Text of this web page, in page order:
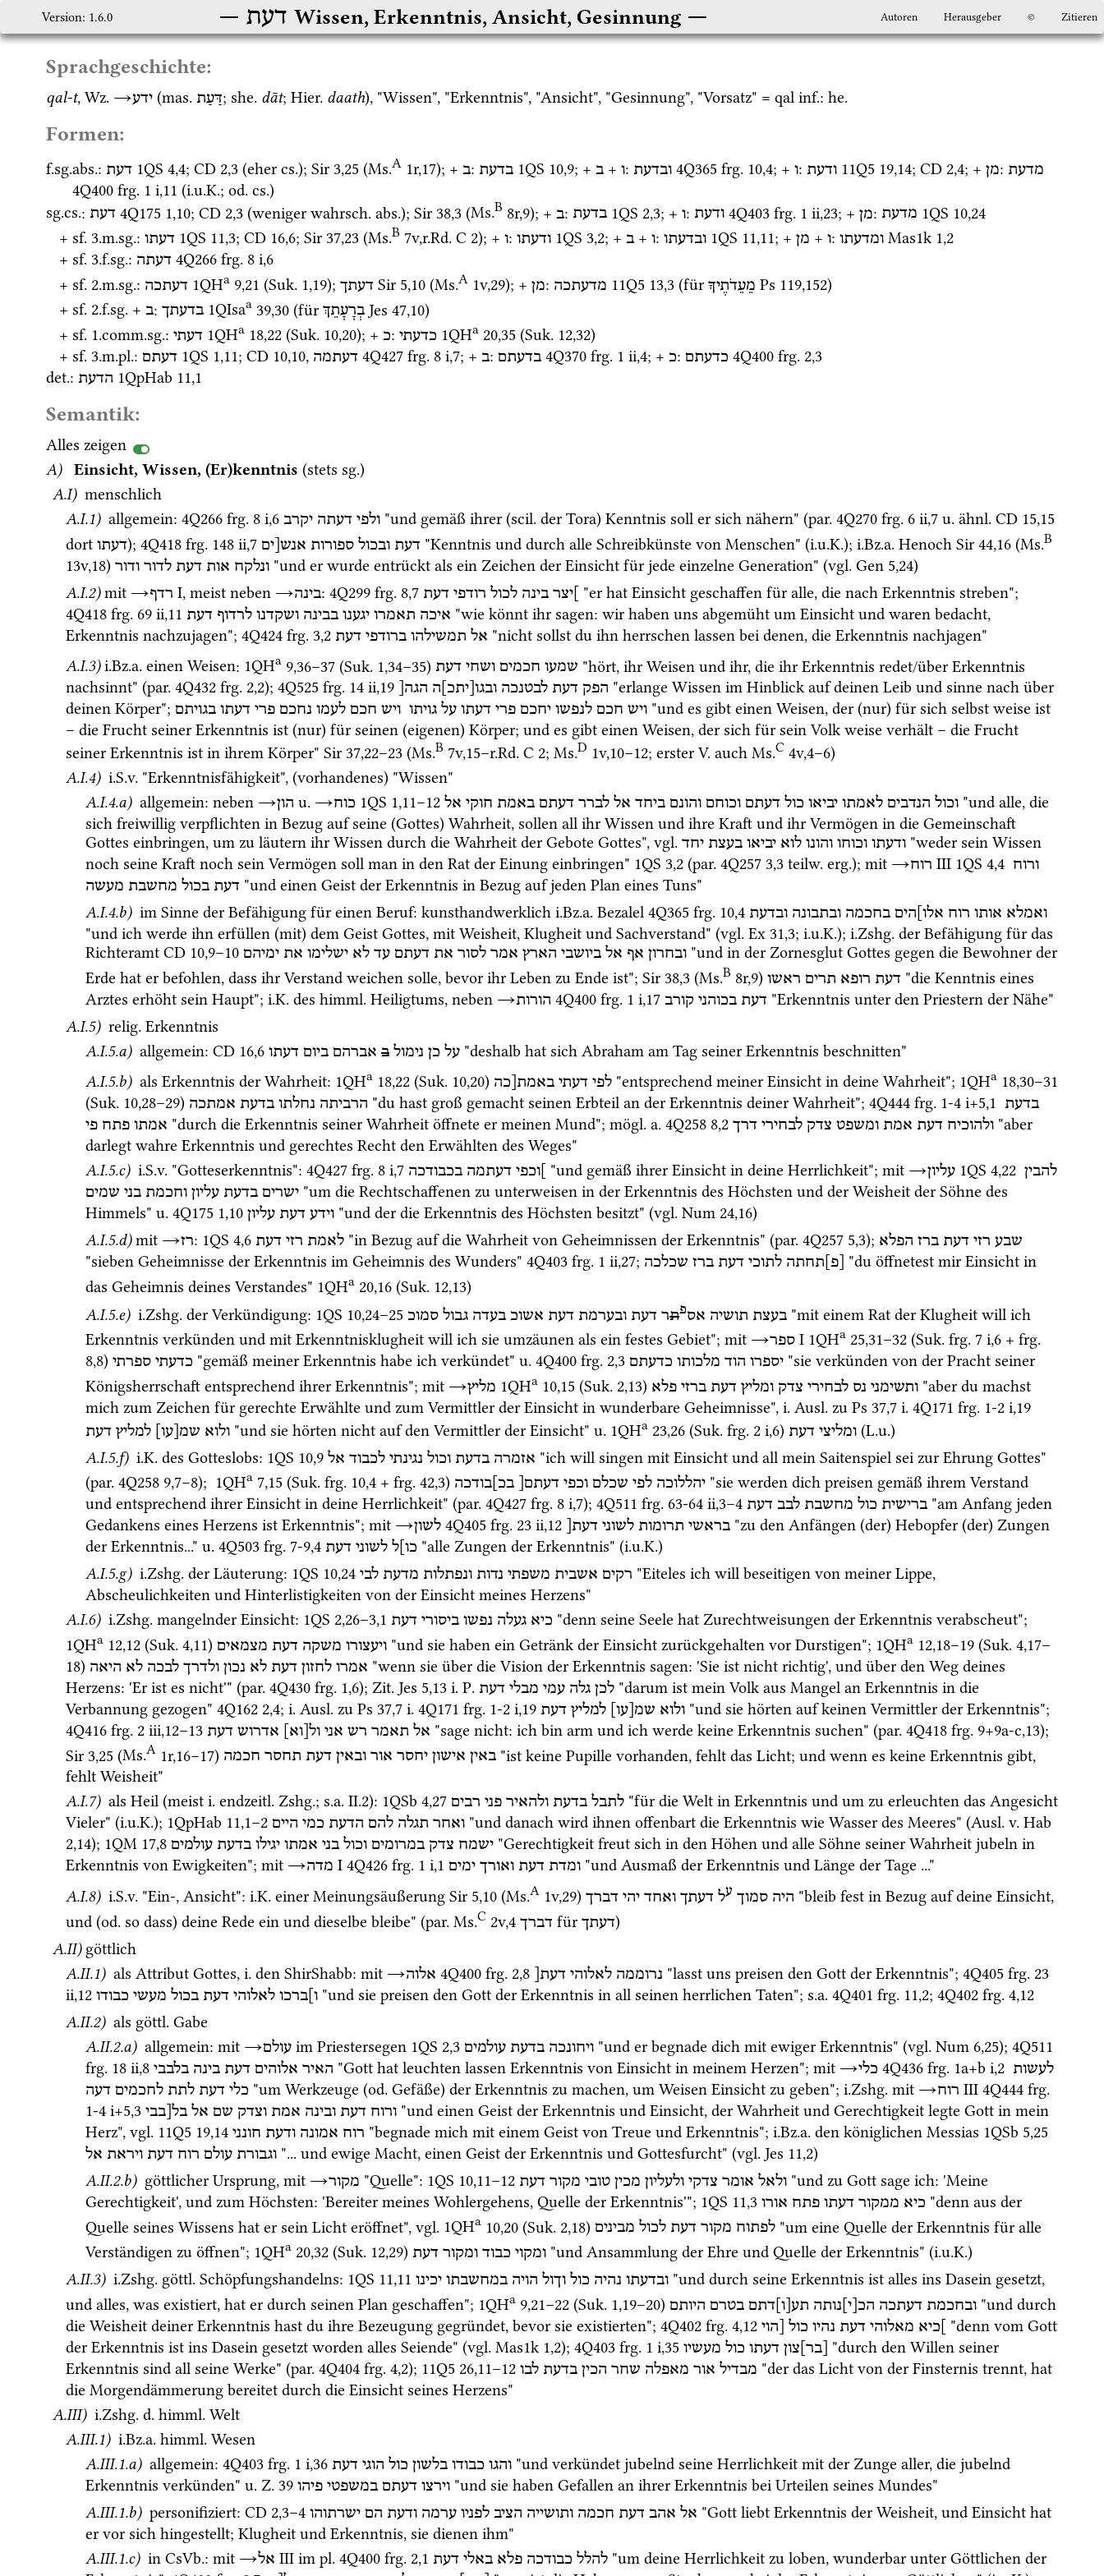
דעת Wissen, Erkenntnis, Ansicht, Gesinnung
Version: 1.6.0 Autoren Herausgeber © Zitieren
Sprachgeschichte:
qal-t, Wz. →ידע (mas. דַּעַת; she. dāt; Hier. daath), "Wissen", "Erkenntnis", "Ansicht", "Gesinnung", "Vorsatz" = qal inf.: he.
Formen:
f.sg.abs.: דעת 1QS 4,4; CD 2,3 (eher cs.); Sir 3,25 (Ms.A 1r,17); + ב: בדעת 1QS 10,9; + ב + ו: ובדעת 4Q365 frg. 10,4; + ו: ודעת 11Q5 19,14; CD 2,4; + מן: מדעת
4Q400 frg. 1 i,11 (i.u.K.; od. cs.)
sg.cs.: דעת 4Q175 1,10; CD 2,3 (weniger wahrsch. abs.); Sir 38,3 (Ms.B 8r,9); + ב: בדעת 1QS 2,3; + ו: ודעת 4Q403 frg. 1 ii,23; + מן: מדעת 1QS 10,24
+ sf. 3.m.sg.: דעתו 1QS 11,3; CD 16,6; Sir 37,23 (Ms.B 7v,r.Rd. C 2); + ו: ודעתו 1QS 3,2; + ב + ו: ובדעתו 1QS 11,11; + מן + ו: ומדעתו Mas1k 1,2
+ sf. 3.f.sg.: דעתה 4Q266 frg. 8 i,6
+ sf. 2.m.sg.: דעתכה 1QHa 9,21 (Suk. 1,19); דעתך Sir 5,10 (Ms.A 1v,29); + מן: מדעתכה 11Q5 13,3 (für מֵעֵדֹתֶיךָ Ps 119,152)
+ sf. 2.f.sg. + ב: בדעתך 1QIsaa 39,30 (für בְרָעָתֵךְ Jes 47,10)
+ sf. 1.comm.sg.: דעתי 1QHa 18,22 (Suk. 10,20); + כ: כדעתי 1QHa 20,35 (Suk. 12,32)
+ sf. 3.m.pl.: דעתם 1QS 1,11; CD 10,10, דעתמה 4Q427 frg. 8 i,7; + ב: בדעתם 4Q370 frg. 1 ii,4; + כ: כדעתם 4Q400 frg. 2,3
det.: הדעת 1QpHab 11,1
Semantik:
Alles zeigen
A)
Einsicht, Wissen, (Er)kenntnis (stets sg.)
A.I) menschlich
A.I.1) allgemein: 4Q266 frg. 8 i,6 ולפי דעתה יקרב "und gemäß ihrer (scil. der Tora) Kenntnis soll er sich nähern" (par. 4Q270 frg. 6 ii,7 u. ähnl. CD 15,15
dort דעתו); 4Q418 frg. 148 ii,7 דעת ובכול ספורות אנש[ים "Kenntnis und durch alle Schreibkünste von Menschen" (i.u.K.); i.Bz.a. Henoch Sir 44,16 (Ms.B
13v,18) ונלקח אות דעת לדור ודור "und er wurde entrückt als ein Zeichen der Einsicht für jede einzelne Generation" (vgl. Gen 5,24)
A.I.2)mit →רדף ‎ I, meist neben →בינה: 4Q299 frg. 8,7 ]יצר בינה לכול רודפי דעת
4Q418 frg. 69 ii,11 איכה תאמרו יגענו בבינה ושקדנו לרדוף דעת
"wie könnt ihr sagen: wir haben uns abgemüht um Einsicht und waren bedacht,
Erkenntnis nachzujagen"; 4Q424 frg. 3,2 אל תמשילהו ברודפי דעת
"nicht sollst du ihn herrschen lassen bei denen, die Erkenntnis nachjagen"
A.I.3)i.Bz.a. einen Weisen: 1QHa 9,36–37 (Suk. 1,34–35) שמעו חכמים ושחי דעת
"hört, ihr Weisen und ihr, die ihr Erkenntnis redet/über Erkenntnis
nachsinnt" (par. 4Q432 frg. 2,2); 4Q525 frg. 14 ii,19 הפק דעת לבטנכה ובגו[יתכ]ה הגה[
"erlange Wissen im Hinblick auf deinen Leib und sinne nach über
deinen Körper";
ויש חכם לנפשו יחכם פרי דעתו על גויתו ויש חכם לעמו נחכם פרי דעתו בגויתם
"und es gibt einen Weisen, der (nur) für sich selbst weise ist
– die Frucht seiner Erkenntnis ist (nur) für seinen (eigenen) Körper; und es gibt einen Weisen, der sich für sein Volk weise verhält – die Frucht
seiner Erkenntnis ist in ihrem Körper" Sir 37,22–23 (Ms.B 7v,15–r.Rd. C 2; Ms.D 1v,10–12; erster V. auch Ms.C 4v,4–6)
A.I.4) i.S.v. "Erkenntnisfähigkeit", (vorhandenes) "Wissen"
A.I.4.a) allgemein: neben →הון u. →כוח 1QS 1,11–12 וכול הנדבים לאמתו יביאו כול דעתם וכוחם והונם ביחד אל לברר דעתם באמת חוקי אל
"und alle, die
sich freiwillig verpflichten in Bezug auf seine (Gottes) Wahrheit, sollen all ihr Wissen und ihre Kraft und ihr Vermögen in die Gemeinschaft
Gottes einbringen, um zu läutern ihr Wissen durch die Wahrheit der Gebote Gottes", vgl. ודעתו וכוחו והונו לוא יביאו בעצת יחד
"weder sein Wissen
noch seine Kraft noch sein Vermögen soll man in den Rat der Einung einbringen" 1QS 3,2 (par. 4Q257 3,3 teilw. erg.); mit →רוח ‎ III 1QS 4,4 ורוח
דעת בכול מחשבת מעשה
"und einen Geist der Erkenntnis in Bezug auf jeden Plan eines Tuns"
A.I.4.b) im Sinne der Befähigung für einen Beruf: kunsthandwerklich i.Bz.a. Bezalel 4Q365 frg. 10,4 ואמלא אותו רוח אלו]הים בחכמה ובתבונה ובדעת
"und ich werde ihn erfüllen (mit) dem Geist Gottes, mit Weisheit, Klugheit und Sachverstand" (vgl. Ex 31,3; i.u.K.); i.Zshg. der Befähigung für das
Richteramt CD 10,9–10 ובחרון אף אל ביושבי הארץ אמר לסור את דעתם עד לא ישלימו את ימיהם
"und in der Zornesglut Gottes gegen die Bewohner der
Erde hat er befohlen, dass ihr Verstand weichen solle, bevor ihr Leben zu Ende ist"; Sir 38,3 (Ms.B 8r,9) דעת רופא תרים ראשו
"die Kenntnis eines
Arztes erhöht sein Haupt"; i.K. des himml. Heiligtums, neben →הורות 4Q400 frg. 1 i,17 דעת בכוהני קורב
"Erkenntnis unter den Priestern der Nähe"
A.I.5) relig. Erkenntnis
A.I.5.a) allgemein: CD 16,6 על כן נימול ב אברהם ביום דעתו
"deshalb hat sich Abraham am Tag seiner Erkenntnis beschnitten"
A.I.5.b) als Erkenntnis der Wahrheit: 1QHa 18,22 (Suk. 10,20) לפי דעתי באמת[כה "entsprechend meiner Einsicht in deine Wahrheit"; 1QHa 18,30–31
(Suk. 10,28–29) הרביתה נחלתו בדעת אמתכה "du hast groß gemacht seinen Erbteil an der Erkenntnis deiner Wahrheit"; 4Q444 frg. 1-4 i+5,1 בדעת
אמתו פתח פי "durch die Erkenntnis seiner Wahrheit öffnete er meinen Mund"; mögl. a. 4Q258 8,2 ולהוכיח דעת אמת ומשפט צדק לבחירי דרך
"aber
darlegt wahre Erkenntnis und gerechtes Recht den Erwählten des Weges"
A.I.5.c) i.S.v. "Gotteserkenntnis": 4Q427 frg. 8 i,7 ]וכפי דעתמה בכבודכה "und gemäß ihrer Einsicht in deine Herrlichkeit"; mit →עליון 1QS 4,22 להבין
ישרים בדעת עליון וחכמת בני שמים
"um die Rechtschaffenen zu unterweisen in der Erkenntnis des Höchsten und der Weisheit der Söhne des
Himmels" u. 4Q175 1,10 וידע דעת עליון "und der die Erkenntnis des Höchsten besitzt" (vgl. Num 24,16)
A.I.5.d)mit →רז: 1QS 4,6 לאמת רזי דעת "in Bezug auf die Wahrheit von Geheimnissen der Erkenntnis" (par. 4Q257 5,3); שבע רזי דעת ברז הפלא
"sieben Geheimnisse der Erkenntnis im Geheimnis des Wunders" 4Q403 frg. 1 ii,27; [פ]תחתה לתוכי דעת ברז שכלכה
"du öffnetest mir Einsicht in
das Geheimnis deines Verstandes" 1QHa 20,16 (Suk. 12,13)
A.I.5.e) i.Zshg. der Verkündigung: 1QS 10,24–25 בעצת תושיה אספתר דעת ובערמת דעת אשוכ בעדה גבול סמוכ
"mit einem Rat der Klugheit will ich
Erkenntnis verkünden und mit Erkenntnisklugheit will ich sie umzäunen als ein festes Gebiet"; mit →ספר ‎ I 1QHa 25,31–32 (Suk. frg. 7 i,6 + frg.
8,8) כדעתי ספרתי "gemäß meiner Erkenntnis habe ich verkündet" u. 4Q400 frg. 2,3 יספרו הוד מלכותו כדעתם
"sie verkünden von der Pracht seiner
Königsherrschaft entsprechend ihrer Erkenntnis"; mit →מליץ 1QHa 10,15 (Suk. 2,13) ותשימני נס לבחירי צדק ומליץ דעת ברזי פלא
"aber du machst
mich zum Zeichen für gerechte Erwählte und zum Vermittler der Einsicht in wunderbare Geheimnisse", i. Ausl. zu Ps 37,7 i. 4Q171 frg. 1-2 i,19
ולוא שמ[עו] למליץ דעת "und sie hörten nicht auf den Vermittler der Einsicht" u. 1QHa 23,26 (Suk. frg. 2 i,6) ומליצי דעת (L.u.)
A.I.5.f) i.K. des Gotteslobs: 1QS 10,9 אזמרה בדעת וכול נגינתי לכבוד אל
"ich will singen mit Einsicht und all mein Saitenspiel sei zur Ehrung Gottes"
(par. 4Q258 9,7–8); 1QHa 7,15 (Suk. frg. 10,4 + frg. 42,3) יהללוכה לפי שכלם וכפי דעתם[ בכ]בודכה
"sie werden dich preisen gemäß ihrem Verstand
und entsprechend ihrer Einsicht in deine Herrlichkeit" (par. 4Q427 frg. 8 i,7); 4Q511 frg. 63-64 ii,3–4 ברישית כול מחשבת לבב דעת
"am Anfang jeden
Gedankens eines Herzens ist Erkenntnis"; mit →לשון 4Q405 frg. 23 ii,12 בראשי תרומות לשוני דעת[
"zu den Anfängen (der) Hebopfer (der) Zungen
der Erkenntnis..." u. 4Q503 frg. 7-9,4 כו]ל לשוני דעת "alle Zungen der Erkenntnis" (i.u.K.)
A.I.5.g) i.Zshg. der Läuterung: 1QS 10,24 רקים אשבית משפתי נדות ונפתלות מדעת לבי
"Eiteles ich will beseitigen von meiner Lippe,
Abscheulichkeiten und Hinterlistigkeiten von der Einsicht meines Herzens"
A.I.6) i.Zshg. mangelnder Einsicht: 1QS 2,26–3,1 כיא געלה נפשו ביסורי דעת
1QHa 12,12 (Suk. 4,11) ויעצורו משקה דעת מצמאים "und sie haben ein Getränk der Einsicht zurückgehalten vor Durstigen"; 1QHa 12,18–19 (Suk. 4,17–
18) אמרו לחזון דעת לא נכון ולדרך לבכה לא היאה
"wenn sie über die Vision der Erkenntnis sagen: 'Sie ist nicht richtig', und über den Weg deines
Herzens: 'Er ist es nicht'" (par. 4Q430 frg. 1,6); Zit. Jes 5,13 i. P. לכן גלה עמי מבלי דעת
"darum ist mein Volk aus Mangel an Erkenntnis in die
Verbannung gezogen" 4Q162 2,4; i. Ausl. zu Ps 37,7 i. 4Q171 frg. 1-2 i,19 ולוא שמ[עו] למליץ דעת
4Q416 frg. 2 iii,12–13 אל תאמר רש אני ול[וא] אדרוש דעת "sage nicht: ich bin arm und ich werde keine Erkenntnis suchen" (par. 4Q418 frg. 9+9a-c,13
Sir 3,25 (Ms.A 1r,16–17) באין אישון יחסר אור ובאין דעת תחסר חכמה
"ist keine Pupille vorhanden, fehlt das Licht; und wenn es keine Erkenntnis gibt,
fehlt Weisheit"
A.I.7) als Heil (meist i. endzeitl. Zshg.; s.a. II.2): 1QSb 4,27 לתבל בדעת ולהאיר פני רבים
"für die Welt in Erkenntnis und um zu erleuchten das Angesicht
Vieler" (i.u.K.); 1QpHab 11,1–2 ואחר תגלה להם הדעת כמי היים "und danach wird ihnen offenbart die Erkenntnis wie Wasser des Meeres" (Ausl. v. Hab
2,14); 1QM 17,8 ישמח צדק במרומים וכול בני אמתו יגילו בדעת עולמים
"Gerechtigkeit freut sich in den Höhen und alle Söhne seiner Wahrheit jubeln in
Erkenntnis von Ewigkeiten"; mit →מדה ‎ I 4Q426 frg. 1 i,1 ומדת דעת ואורך ימים
"und Ausmaß der Erkenntnis und Länge der Tage ..."
A.I.8) i.S.v. "Ein-, Ansicht": i.K. einer Meinungsäußerung Sir 5,10 (Ms.A 1v,29) היה סמוך על דעתך ואחד יהי דברך
"bleib fest in Bezug auf deine Einsicht,
und (od. so dass) deine Rede ein und dieselbe bleibe" (par. Ms.C 2v,4 דברך für דעתך)
A.II) göttlich
A.II.1) als Attribut Gottes, i. den ShirShabb: mit →אלוה 4Q400 frg. 2,8 נרוממה לאלוהי דעת[ "lasst uns preisen den Gott der Erkenntnis"; 4Q405 frg. 23
ii,12 ו]ברכו לאלוהי דעת בכול מעשי כבודו "und sie preisen den Gott der Erkenntnis in all seinen herrlichen Taten"; s.a. 4Q401 frg. 11,2; 4Q402 frg. 4,12
A.II.2) als göttl. Gabe
A.II.2.a) allgemein: mit →עולם im Priestersegen 1QS 2,3 ויחונכה בדעת עולמים "und er begnade dich mit ewiger Erkenntnis" (vgl. Num 6,25); 4Q511
frg. 18 ii,8 האיר אלוהים דעת בינה בלבבי "Gott hat leuchten lassen Erkenntnis von Einsicht in meinem Herzen"; mit →כלי 4Q436 frg. 1a+b i,2 לעשות
כלי דעת לתת לחכמים דעה "um Werkzeuge (od. Gefäße) der Erkenntnis zu machen, um Weisen Einsicht zu geben"; i.Zshg. mit →רוח ‎ III 4Q444 frg.
1-4 i+5,3 ורוח דעת ובינה אמת וצדק שם אל בל[בבי
"und einen Geist der Erkenntnis und Einsicht, der Wahrheit und Gerechtigkeit legte Gott in mein
Herz", vgl. 11Q5 19,14 רוח אמונה ודעת חונני "begnade mich mit einem Geist von Treue und Erkenntnis"; i.Bz.a. den königlichen Messias 1QSb 5,25
וגבורת עולם רוח דעת ויראת אל "... und ewige Macht, einen Geist der Erkenntnis und Gottesfurcht" (vgl. Jes 11,2)
A.II.2.b) göttlicher Ursprung, mit →מקור "Quelle": 1QS 10,11–12 ולאל אומר צדקי ולעליון מכין טובי מקור דעת
"und zu Gott sage ich: 'Meine
Gerechtigkeit', und zum Höchsten: 'Bereiter meines Wohlergehens, Quelle der Erkenntnis'"; 1QS 11,3 כיא ממקור דעתו פתח אורו
"denn aus der
Quelle seines Wissens hat er sein Licht eröffnet", vgl. 1QHa 10,20 (Suk. 2,18) לפתוח מקור דעת לכול מבינים
"um eine Quelle der Erkenntnis für alle
Verständigen zu öffnen"; 1QHa 20,32 (Suk. 12,29) ומקוי כבוד ומקור דעת "und Ansammlung der Ehre und Quelle der Erkenntnis" (i.u.K.)
A.II.3) i.Zshg. göttl. Schöpfungshandelns: 1QS 11,11 ובדעתו נהיה כול וךול הויה במחשבתו יכינו
"und durch seine Erkenntnis ist alles ins Dasein gesetzt,
und alles, was existiert, hat er durch seinen Plan geschaffen"; 1QHa 9,21–22 (Suk. 1,19–20) ובחכמת דעתכה הכ[י]נותה תע[ו]דתם בטרם היותם
"und durch
die Weisheit deiner Erkenntnis hast du ihre Bezeugung gegründet, bevor sie existierten"; 4Q402 frg. 4,12 ]כיא מאלוהי דעת נהיו כול [הוי
"denn vom Gott
der Erkenntnis ist ins Dasein gesetzt worden alles Seiende" (vgl. Mas1k 1,2); 4Q403 frg. 1 i,35 [בר]צון דעתו כול מעשיו
"durch den Willen seiner
Erkenntnis sind all seine Werke" (par. 4Q404 frg. 4,2); 11Q5 26,11–12 מבדיל אור מאפלה שחר הכין בדעת לבו
"der das Licht von der Finsternis trennt, hat
die Morgendämmerung bereitet durch die Einsicht seines Herzens"
A.III) i.Zshg. d. himml. Welt
A.III.1) i.Bz.a. himml. Wesen
A.III.1.a) allgemein: 4Q403 frg. 1 i,36 והגו כבודו בלשון כול הוגי דעת
"und verkündet jubelnd seine Herrlichkeit mit der Zunge aller, die jubelnd
Erkenntnis verkünden" u. Z. 39 וירצו דעתם במשפטי פיהו
"und sie haben Gefallen an ihrer Erkenntnis bei Urteilen seines Mundes"
A.III.1.b) personifiziert: CD 2,3–4 אל אהב דעת חכמה ותושייה הציב לפניו ערמה ודעת הם ישרתוהו
"Gott liebt Erkenntnis der Weisheit, und Einsicht hat
er vor sich hingestellt; Klugheit und Erkenntnis, sie dienen ihm"
A.III.1.c) in CsVb.: mit →אל ‎ III im pl. 4Q400 frg. 2,1 להלל כבודכה פלא באלי דעת
"um deine Herrlichkeit zu loben, wunderbar unter Göttlichen der